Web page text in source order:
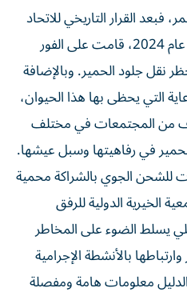
القرار التاريخي للاتحاد
الأفريقي بحظر ذبح الحمير في عام 2024، قامت على الفور
نقل جلود الحمير. وبالإضافة
التي يحظى بها هذا الحيوان،
من المجتمعات في مختلف
في رفاهيتها وسبل عيشها.
للشحن الجوي بالشراكة محمية
الخيرية الدولية للرفق
يسلط الضوء على المخاطر
بالأنشطة الإجرامية
معلومات هامة ومفصلة